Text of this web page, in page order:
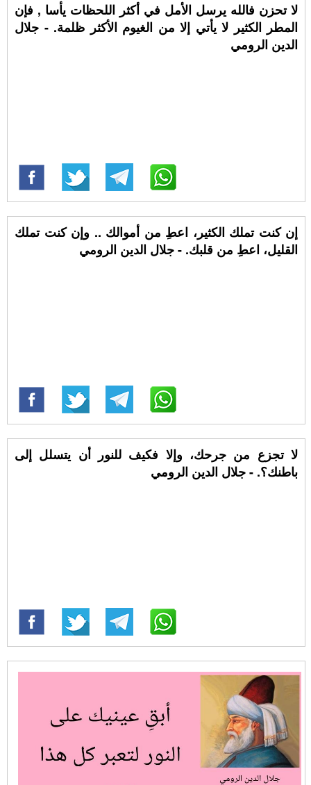
لا تحزن فالله يرسل الأمل في أكثر اللحظات يأسا , فإن
المطر الكثير لا يأتي إلا من الغيوم الأكثر ظلمة. - جلال
الدين الرومي
إن كنت تملك الكثير، اعطِ من أموالك .. وإن كنت تملك
القليل، اعطِ من قلبك. - جلال الدين الرومي
لا تجزع من جرحك، وإلا فكيف للنور أن يتسلل إلى
باطنك؟. - جلال الدين الرومي